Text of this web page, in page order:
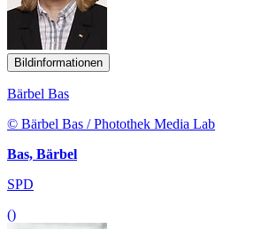
Bildinformationen
Bärbel Bas
© Bärbel Bas / Photothek Media Lab
Bas, Bärbel
SPD
()